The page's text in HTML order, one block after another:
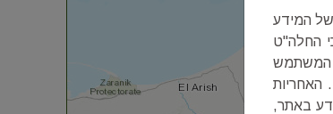
המידע
החלה"ט
המשתמש
האחריות
באתר,